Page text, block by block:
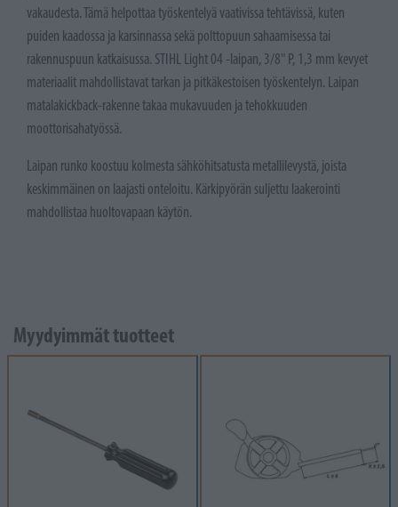
vakaudesta. Tämä helpottaa työskentelyä vaativissa tehtävissä, kuten
puiden kaadossa ja karsinnassa sekä polttopuun sahaamisessa tai
rakennuspuun katkaisussa. STIHL Light 04 -laipan, 3/8" P, 1,3 mm kevyet
materiaalit mahdollistavat tarkan ja pitkäkestoisen työskentelyn. Laipan
matalakickback-rakenne takaa mukavuuden ja tehokkuuden
moottorisahatyössä.
Laipan runko koostuu kolmesta sähköhitsatusta metallilevystä, joista
keskimmäinen on laajasti onteloitu. Kärkipyörän suljettu laakerointi
mahdollistaa huoltovapaan käytön.
Myydyimmät tuotteet